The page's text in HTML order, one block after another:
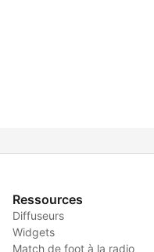
Ressources
Diffuseurs
Widgets
Match de foot à la radio